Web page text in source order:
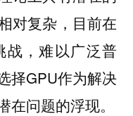
对复杂，目前在
战，难以广泛普
择GPU作为解决
问题的浮现。